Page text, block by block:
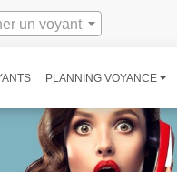
un voyant
PLANNING VOYANCE